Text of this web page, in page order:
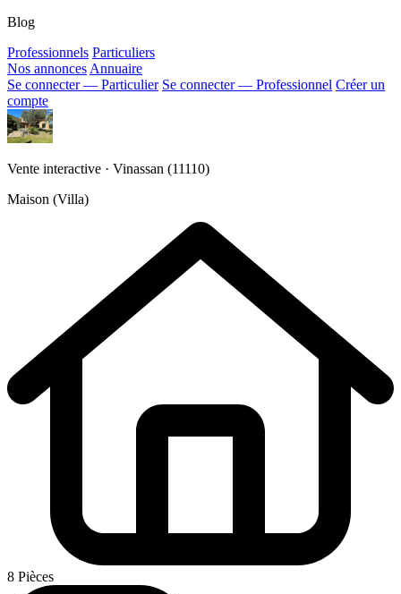
Blog
Professionnels Particuliers
Nos annonces Annuaire
Se connecter — Particulier Se connecter — Professionnel Créer un
compte
Vente interactive · Vinassan (11110)
Maison (Villa)
8 Pièces